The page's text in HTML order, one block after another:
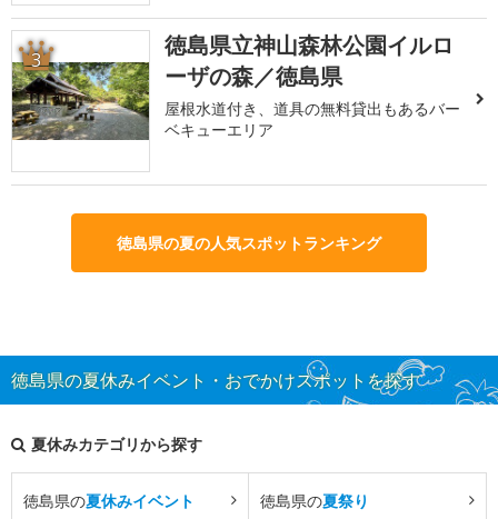
3
徳島県立神山森林公園イルロ
ーザの森／徳島県
屋根水道付き、道具の無料貸出もあるバー
ベキューエリア
徳島県の夏の人気スポットランキング
徳島県の夏休みイベント・おでかけスポットを探す
夏休みカテゴリから探す
徳島県の夏休みイベント 徳島県の夏祭り